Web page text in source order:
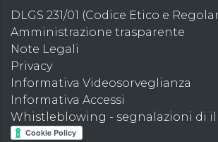
DLGS 231/01 (Codice Etico e
Amministrazione trasparente
Note Legali
Privacy
Informativa Videosorveglianza
Informativa Accessi
Whistleblowing - segnalazioni di